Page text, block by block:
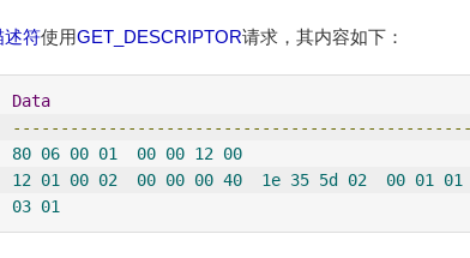
述符使用GET_DESCRIPTOR请求，其内容如下：
Data
80 06 00 01 00 00 12 00
12 01 00 02 00 00 00 40 1e 35 5d 02 00 01 01
03 01